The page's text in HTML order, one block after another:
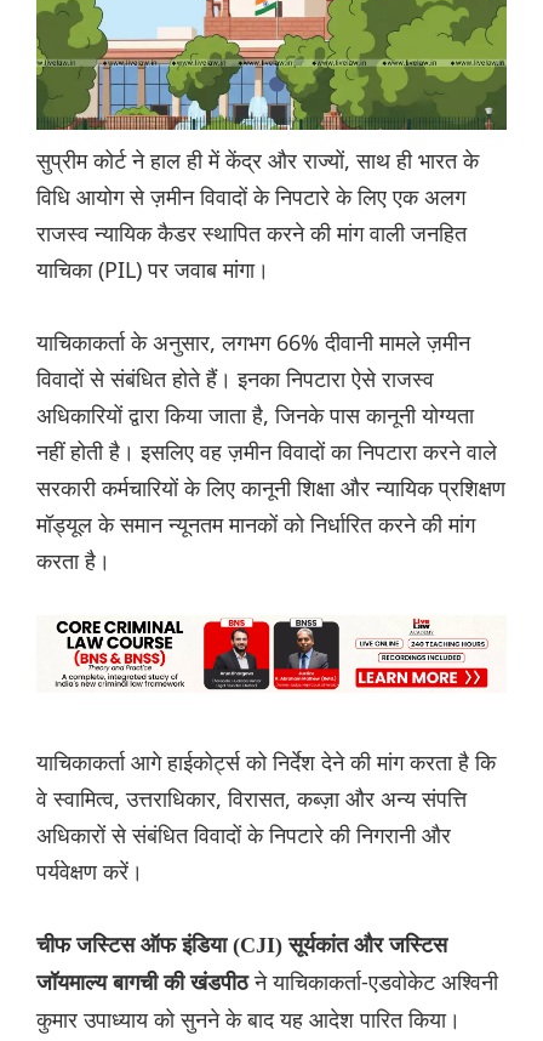
सुप्रीम कोर्ट ने हाल ही में केंद्र और राज्यों, साथ ही भारत के
विधि आयोग से ज़मीन विवादों के निपटारे के लिए एक अलग
राजस्व न्यायिक कैडर स्थापित करने की मांग वाली जनहित
याचिका (PIL) पर जवाब मांगा।
याचिकाकर्ता के अनुसार, लगभग 66% दीवानी मामले ज़मीन
विवादों से संबंधित होते हैं। इनका निपटारा ऐसे राजस्व
अधिकारियों द्वारा किया जाता है, जिनके पास कानूनी योग्यता
नहीं होती है। इसलिए वह ज़मीन विवादों का निपटारा करने वाले
सरकारी कर्मचारियों के लिए कानूनी शिक्षा और न्यायिक प्रशिक्षण
मॉड्यूल के समान न्यूनतम मानकों को निर्धारित करने की मांग
करता है।
याचिकाकर्ता आगे हाईकोर्ट्स को निर्देश देने की मांग करता है कि
वे स्वामित्व, उत्तराधिकार, विरासत, कब्ज़ा और अन्य संपत्ति
अधिकारों से संबंधित विवादों के निपटारे की निगरानी और
पर्यवेक्षण करें।
चीफ जस्टिस ऑफ इंडिया (CJI) सूर्यकांत और जस्टिस
जॉयमाल्य बागची की खंडपीठने याचिकाकर्ता-एडवोकेट अश्विनी
कुमार उपाध्याय को सुनने के बाद यह आदेश पारित किया।